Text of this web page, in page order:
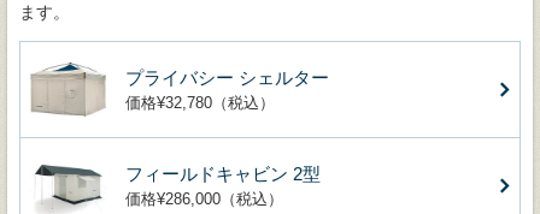
ます。
プライバシー シェルター
価格¥32,780（税込）
フィールドキャビン 2型
価格¥286,000（税込）